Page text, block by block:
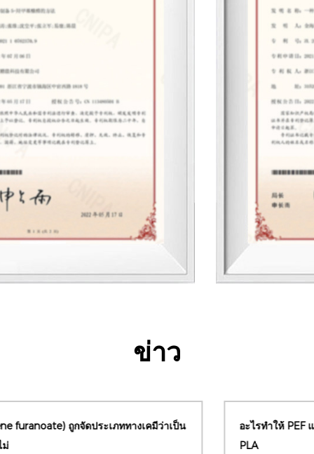
ข่าว
อะไรทำให้ PEF แตกต่างจากโพลีเอสเตอร์ชีวภาพอื่นๆ เช่น